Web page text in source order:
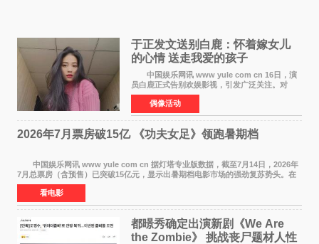
于正发文送别白鹿：怀着嫁女儿
的心情 送走我爱的孩子
中国娱乐网讯 www yule com cn 16日，演
员白鹿正式告别欢娱影视，引发广泛关注。对
此，欢娱影视创始人于正在社交平台发文回应，
字里行间流露不舍与祝福。 于正透露，以前
每次有演员到期不
偶像活动
2026年7月票房破15亿 《功夫女足》领跑暑期档
中国娱乐网讯 www yule com cn 据灯塔专业版数据，截至7月14日，2026年
7月总票房（含预售）已突破15亿元，显示出暑期档电影市场的强劲复苏势头。在
众多上映影片中，《功夫女足》《小黄人与大
看电影
都暻秀确定出演新剧《We Are
the Zombie》 挑战丧尸题材人性